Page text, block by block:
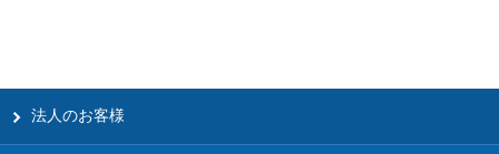
法人のお客様